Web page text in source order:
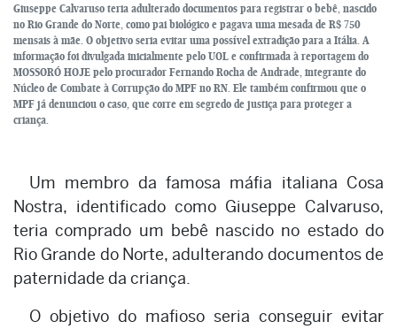
Giuseppe Calvaruso teria adulterado documentos para registrar o bebê, nascido
no Rio Grande do Norte, como pai biológico e pagava uma mesada de R$ 750
mensais à mãe. O objetivo seria evitar uma possível extradição para a Itália. A
informação foi divulgada inicialmente pelo UOL e confirmada à reportagem do
MOSSORÓ HOJE pelo procurador Fernando Rocha de Andrade, integrante do
Núcleo de Combate à Corrupção do MPF no RN. Ele também confirmou que o
MPF já denunciou o caso, que corre em segredo de justiça para proteger a
criança.
Um membro da famosa máfia italiana Cosa
Nostra, identificado como Giuseppe Calvaruso,
teria comprado um bebê nascido no estado do
Rio Grande do Norte, adulterando documentos de
paternidade da criança.
O objetivo do mafioso seria conseguir evitar